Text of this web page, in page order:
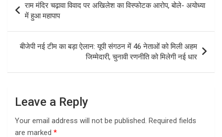
navigation
राम मंदिर चढ़ावा विवाद पर अखिलेश का विस्फोटक आरोप, बोले- अयोध्या
में हुआ महापाप
बीजेपी नई टीम का बड़ा ऐलान: यूपी संगठन में 46 नेताओं को मिली अहम
जिम्मेदारी, चुनावी रणनीति को मिलेगी नई धार
Leave a Reply
Your email address will not be published. Required fields
are marked *